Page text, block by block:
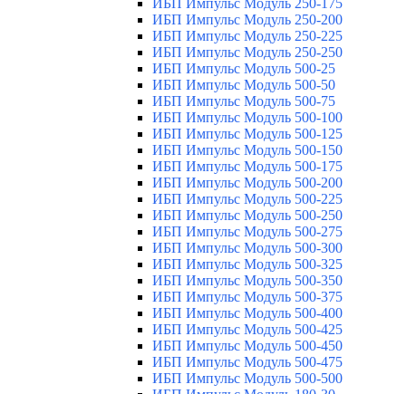
ИБП Импульс Модуль 250-175
ИБП Импульс Модуль 250-200
ИБП Импульс Модуль 250-225
ИБП Импульс Модуль 250-250
ИБП Импульс Модуль 500-25
ИБП Импульс Модуль 500-50
ИБП Импульс Модуль 500-75
ИБП Импульс Модуль 500-100
ИБП Импульс Модуль 500-125
ИБП Импульс Модуль 500-150
ИБП Импульс Модуль 500-175
ИБП Импульс Модуль 500-200
ИБП Импульс Модуль 500-225
ИБП Импульс Модуль 500-250
ИБП Импульс Модуль 500-275
ИБП Импульс Модуль 500-300
ИБП Импульс Модуль 500-325
ИБП Импульс Модуль 500-350
ИБП Импульс Модуль 500-375
ИБП Импульс Модуль 500-400
ИБП Импульс Модуль 500-425
ИБП Импульс Модуль 500-450
ИБП Импульс Модуль 500-475
ИБП Импульс Модуль 500-500